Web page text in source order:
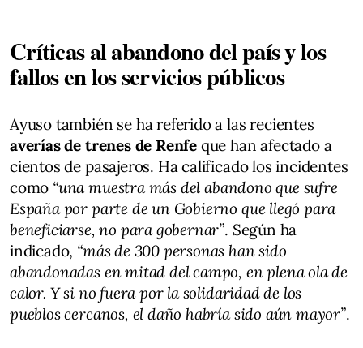
Críticas al abandono del país y los
fallos en los servicios públicos
Ayuso también se ha referido a las recientes
averías de trenes de Renfe que han afectado a
cientos de pasajeros. Ha calificado los incidentes
como “una muestra más del abandono que sufre
España por parte de un Gobierno que llegó para
beneficiarse, no para gobernar”. Según ha
indicado, “más de 300 personas han sido
abandonadas en mitad del campo, en plena ola de
calor. Y si no fuera por la solidaridad de los
pueblos cercanos, el daño habría sido aún mayor”.